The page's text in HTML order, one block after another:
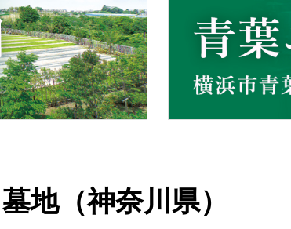
地（神奈川県）